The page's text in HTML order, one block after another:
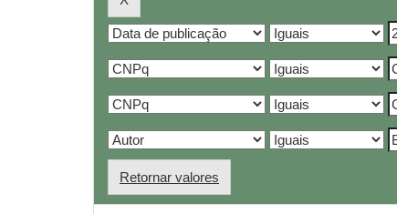
Retornar valores